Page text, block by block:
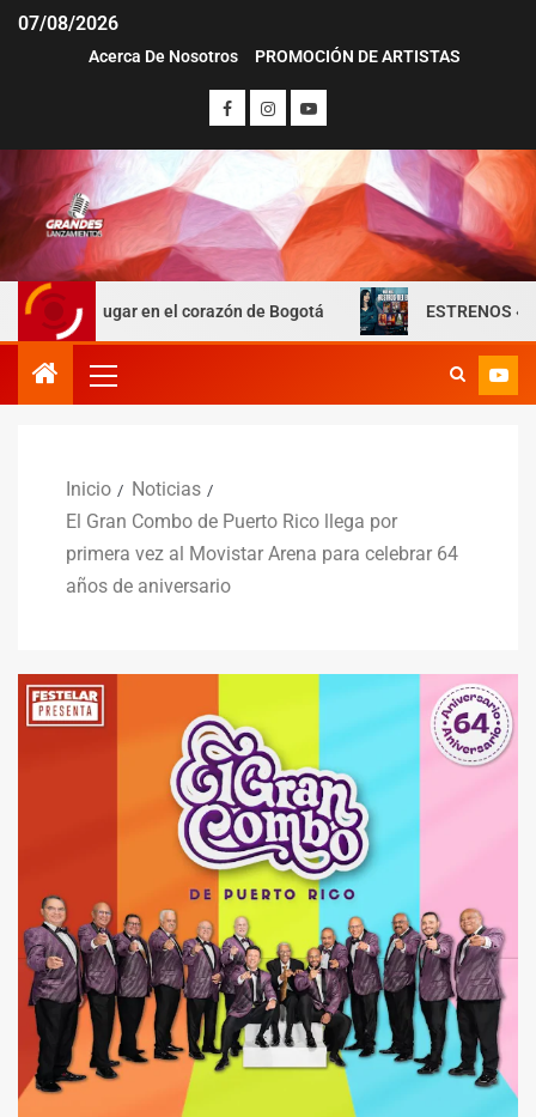
07/08/2026
Acerca De Nosotros PROMOCIÓN DE ARTISTAS
en el corazón de Bogotá ESTRENOS «ROSTROS
Inicio
Noticias
El Gran Combo de Puerto Rico llega por
primera vez al Movistar Arena para celebrar 64
años de aniversario